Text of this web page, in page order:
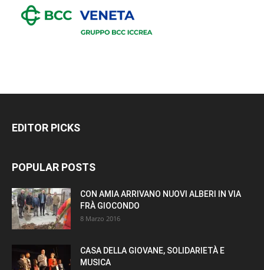
EDITOR PICKS
POPULAR POSTS
CON AMIA ARRIVANO NUOVI ALBERI IN VIA
FRÀ GIOCONDO
8 Marzo 2016
CASA DELLA GIOVANE, SOLIDARIETÀ E
MUSICA